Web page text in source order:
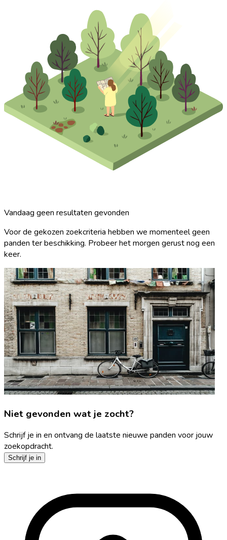
Vandaag geen resultaten gevonden
Voor de gekozen zoekcriteria hebben we momenteel geen
panden ter beschikking. Probeer het morgen gerust nog een
keer.
Niet gevonden wat je zocht?
Schrijf je in en ontvang de laatste nieuwe panden voor jouw
zoekopdracht.
Schrijf je in